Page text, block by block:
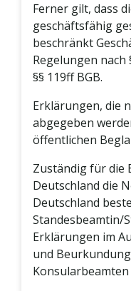
Ferner gilt, dass
geschäftsfähig
beschränkt
Regelungen nach
§§ 119ff BGB.
Erklärungen, die
abgegeben
öffentlichen
Zuständig für die
Deutschland die
Deutschland
Standesbeamtin/
Erklärungen im
und